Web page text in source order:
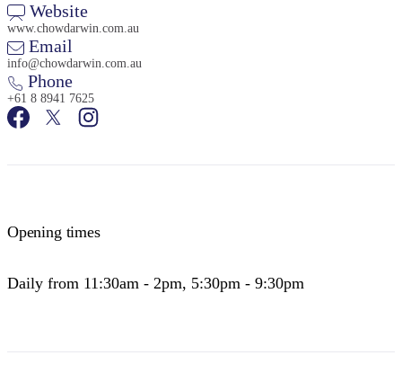
Website
www.chowdarwin.com.au
Email
info@chowdarwin.com.au
Phone
+61 8 8941 7625
Opening times
Daily from 11:30am - 2pm, 5:30pm - 9:30pm